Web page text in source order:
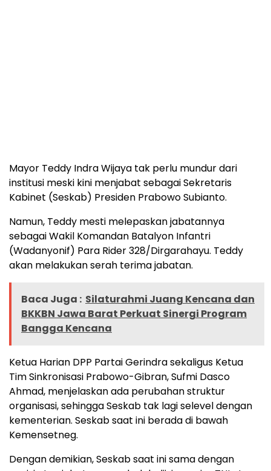
Mayor Teddy Indra Wijaya tak perlu mundur dari
institusi meski kini menjabat sebagai Sekretaris
Kabinet (Seskab) Presiden Prabowo Subianto.
Namun, Teddy mesti melepaskan jabatannya
sebagai Wakil Komandan Batalyon Infantri
(Wadanyonif) Para Rider 328/Dirgarahayu. Teddy
akan melakukan serah terima jabatan.
Baca Juga : Silaturahmi Juang Kencana dan
BKKBN Jawa Barat Perkuat Sinergi Program
Bangga Kencana
Ketua Harian DPP Partai Gerindra sekaligus Ketua
Tim Sinkronisasi Prabowo-Gibran, Sufmi Dasco
Ahmad, menjelaskan ada perubahan struktur
organisasi, sehingga Seskab tak lagi selevel dengan
kementerian. Seskab saat ini berada di bawah
Kemensetneg.
Dengan demikian, Seskab saat ini sama dengan